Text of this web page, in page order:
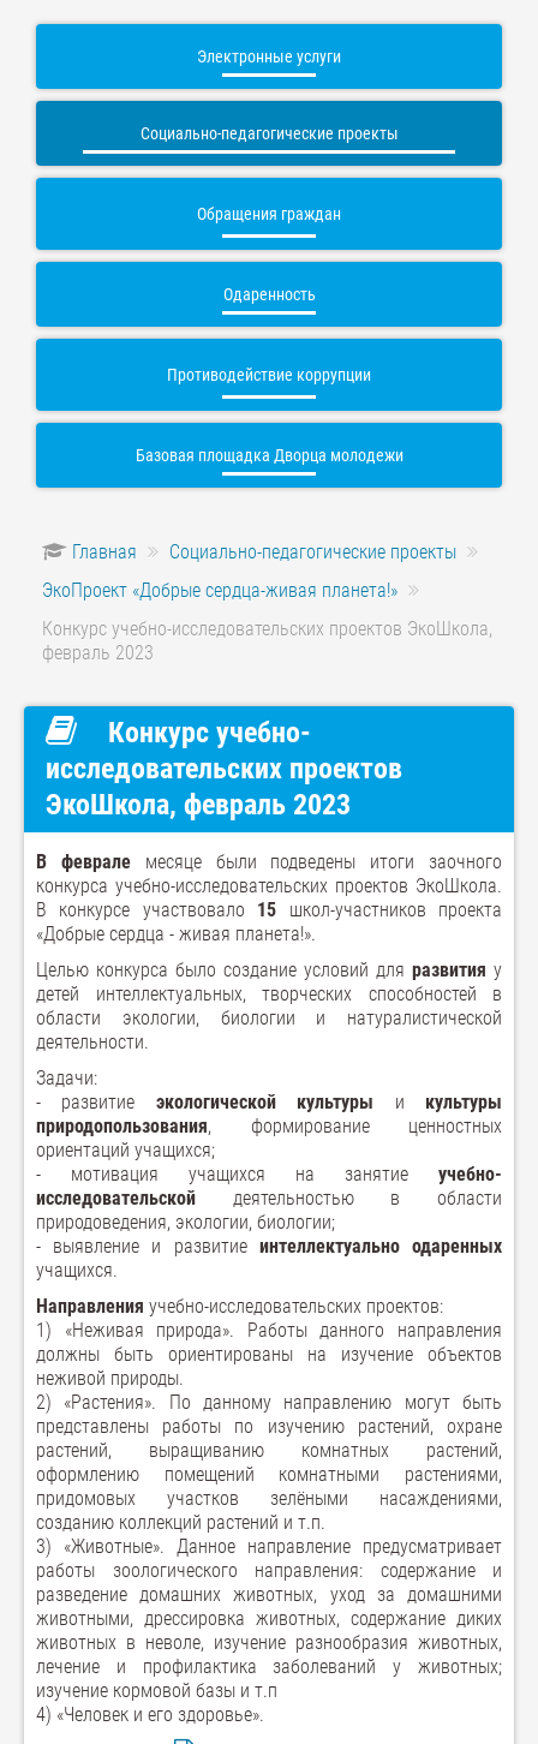
Электронные услуги
Социально-педагогические проекты
Обращения граждан
Одаренность
Противодействие коррупции
Базовая площадка Дворца молодежи
Главная
Социально-педагогические проекты
ЭкоПроект «Добрые сердца-живая планета!»
Конкурс учебно-исследовательских проектов ЭкоШкола,
февраль 2023
Конкурс учебно-
исследовательских проектов
ЭкоШкола, февраль 2023
В февралемесяце были подведены итоги заочного
конкурса учебно-исследовательских проектов ЭкоШкола.
В конкурсе участвовало 15 школ-участников проекта
«Добрые сердца - живая планета!».
Целью конкурса было создание условий для развития у
детей интеллектуальных, творческих способностей в
области экологии, биологии и натуралистической
деятельности.
Задачи:
- развитие экологической культуры и культуры
природопользования, формирование ценностных
ориентаций учащихся;
- мотивация учащихся на занятие учебно-
исследовательской деятельностью в области
природоведения, экологии, биологии;
- выявление и развитие интеллектуально одаренных
учащихся.
Направления учебно-исследовательских проектов:
1) «Неживая природа». Работы данного направления
должны быть ориентированы на изучение объектов
неживой природы.
2) «Растения». По данному направлению могут быть
представлены работы по изучению растений, охране
растений, выращиванию комнатных растений,
оформлению помещений комнатными растениями,
придомовых участков зелёными насаждениями,
созданию коллекций растений и т.п.
3) «Животные». Данное направление предусматривает
работы зоологического направления: содержание и
разведение домашних животных, уход за домашними
животными, дрессировка животных, содержание диких
животных в неволе, изучение разнообразия животных,
лечение и профилактика заболеваний у животных;
изучение кормовой базы и т.п
4) «Человек и его здоровье».